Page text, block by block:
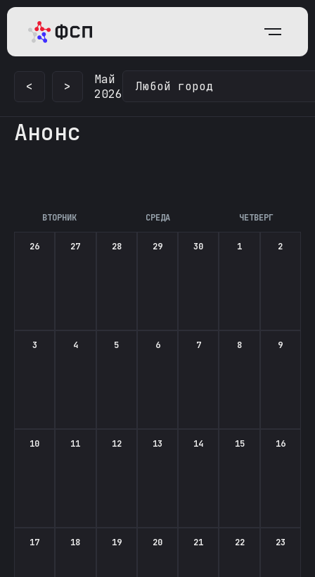
< >
Май
2026
Анонс
ВТОРНИК СРЕДА ЧЕТВЕРГ
26 27 28 29 30 1 2
3 4 5 6 7 8 9
10 11 12 13 14 15 16
17 18 19 20 21 22 23